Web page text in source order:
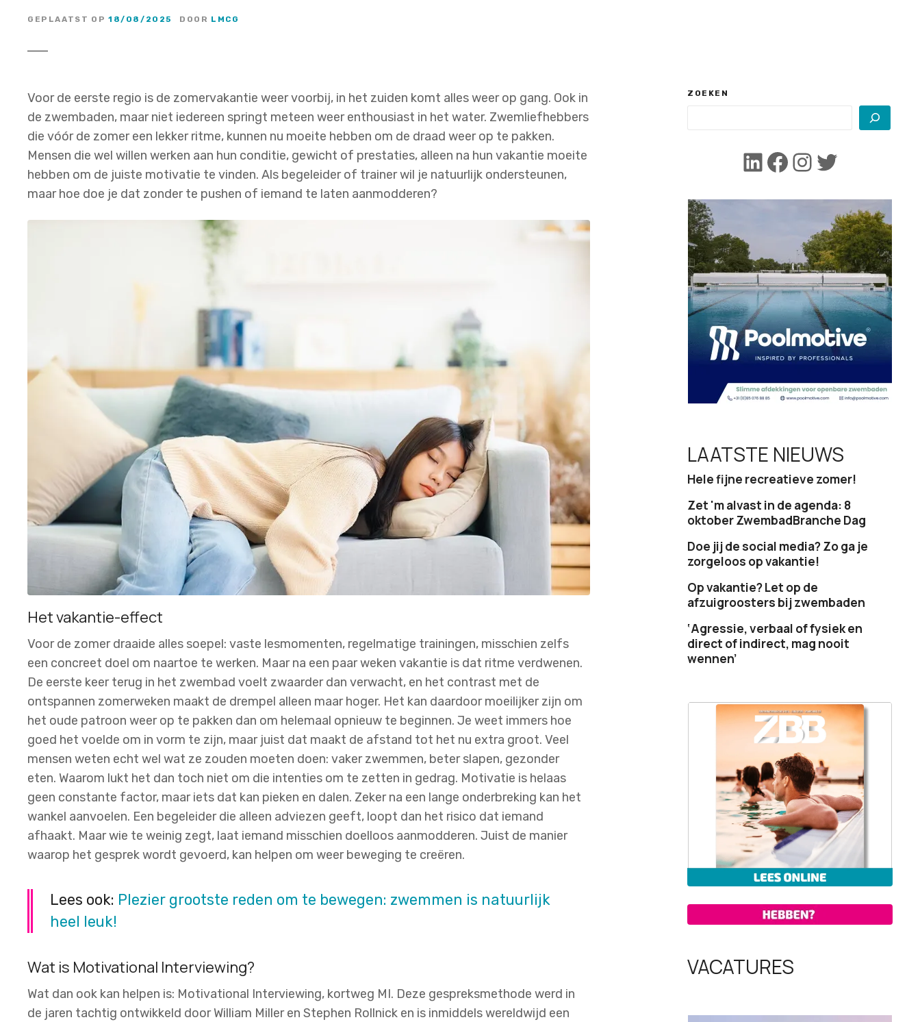
GEPLAATST OP 18/08/2025 DOOR LMCG
Voor de eerste regio is de zomervakantie weer voorbij, in het zuiden komt alles weer op gang. Ook in
de zwembaden, maar niet iedereen springt meteen weer enthousiast in het water. Zwemliefhebbers
die vóór de zomer een lekker ritme, kunnen nu moeite hebben om de draad weer op te pakken.
Mensen die wel willen werken aan hun conditie, gewicht of prestaties, alleen na hun vakantie moeite
hebben om de juiste motivatie te vinden. Als begeleider of trainer wil je natuurlijk ondersteunen,
maar hoe doe je dat zonder te pushen of iemand te laten aanmodderen?
Het vakantie-effect
Voor de zomer draaide alles soepel: vaste lesmomenten, regelmatige trainingen, misschien zelfs
een concreet doel om naartoe te werken. Maar na een paar weken vakantie is dat ritme verdwenen.
De eerste keer terug in het zwembad voelt zwaarder dan verwacht, en het contrast met de
ontspannen zomerweken maakt de drempel alleen maar hoger. Het kan daardoor moeilijker zijn om
het oude patroon weer op te pakken dan om helemaal opnieuw te beginnen. Je weet immers hoe
goed het voelde om in vorm te zijn, maar juist dat maakt de afstand tot het nu extra groot. Veel
mensen weten echt wel wat ze zouden moeten doen: vaker zwemmen, beter slapen, gezonder
eten. Waarom lukt het dan toch niet om die intenties om te zetten in gedrag. Motivatie is helaas
geen constante factor, maar iets dat kan pieken en dalen. Zeker na een lange onderbreking kan het
wankel aanvoelen. Een begeleider die alleen adviezen geeft, loopt dan het risico dat iemand
afhaakt. Maar wie te weinig zegt, laat iemand misschien doelloos aanmodderen. Juist de manier
waarop het gesprek wordt gevoerd, kan helpen om weer beweging te creëren.
Lees ook: Plezier grootste reden om te bewegen: zwemmen is natuurlijk
heel leuk!
Wat is Motivational Interviewing?
Wat dan ook kan helpen is: Motivational Interviewing, kortweg MI. Deze gespreksmethode werd in
de jaren tachtig ontwikkeld door William Miller en Stephen Rollnick en is inmiddels wereldwijd een
ZOEKEN
LinkedIn Facebook Instagram Twitter
LAATSTE NIEUWS
Hele fijne recreatieve zomer!
Zet 'm alvast in de agenda: 8
oktober ZwembadBranche Dag
Doe jij de social media? Zo ga je
zorgeloos op vakantie!
Op vakantie? Let op de
afzuigroosters bij zwembaden
‘Agressie, verbaal of fysiek en
direct of indirect, mag nooit
wennen’
VACATURES